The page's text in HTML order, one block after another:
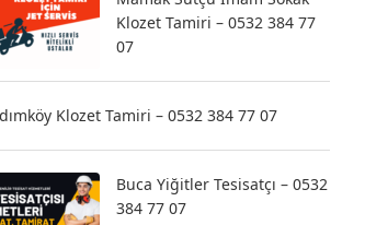
Klozet Tamiri – 0532 384 77
07
Klozet Tamiri – 0532 384 77 07
Buca Yiğitler Tesisatçı – 0532
384 77 07